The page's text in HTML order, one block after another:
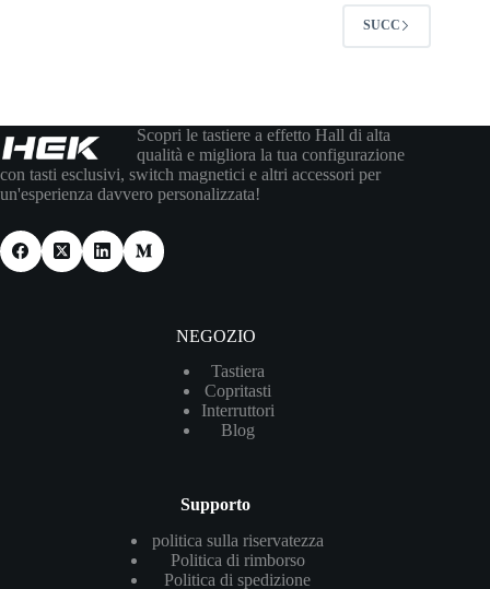
SUCC
Scopri le tastiere a effetto Hall di alta
qualità e migliora la tua configurazione
con tasti esclusivi, switch magnetici e altri accessori per
un'esperienza davvero personalizzata!
NEGOZIO
Tastiera
Copritasti
Interruttori
Blog
Supporto
politica sulla riservatezza
Politica di rimborso
Politica di spedizione